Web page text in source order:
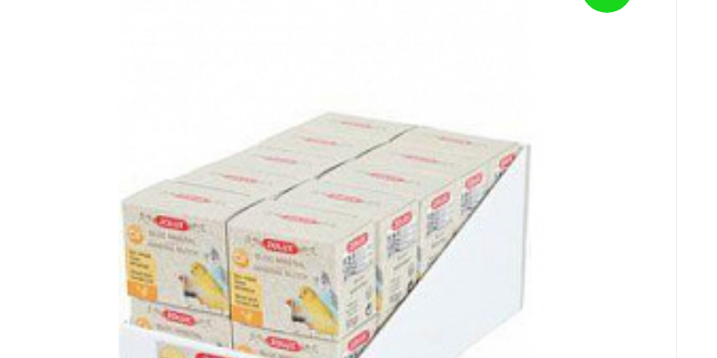
Favorit
Vergleichen Sie